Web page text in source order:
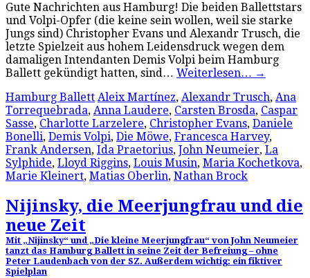
Gute Nachrichten aus Hamburg! Die beiden Ballettstars
und Volpi-Opfer (die keine sein wollen, weil sie starke
Jungs sind) Christopher Evans und Alexandr Trusch, die
letzte Spielzeit aus hohem Leidensdruck wegen dem
damaligen Intendanten Demis Volpi beim Hamburg
Ballett gekündigt hatten, sind… Weiterlesen… →
Hamburg Ballett Aleix Martínez, Alexandr Trusch, Ana
Torrequebrada, Anna Laudere, Carsten Brosda, Caspar
Sasse, Charlotte Larzelere, Christopher Evans, Daniele
Bonelli, Demis Volpi, Die Möwe, Francesca Harvey,
Frank Andersen, Ida Praetorius, John Neumeier, La
Sylphide, Lloyd Riggins, Louis Musin, Maria Kochetkova,
Marie Kleinert, Matias Oberlin, Nathan Brock
Nijinsky, die Meerjungfrau und die
neue Zeit
Mit „Nijinsky“ und „Die kleine Meerjungfrau“ von John Neumeier
tanzt das Hamburg Ballett in seine Zeit der Befreiung – ohne
Peter Laudenbach von der SZ. Außerdem wichtig: ein fiktiver
Spielplan